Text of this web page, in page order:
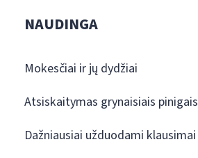
NAUDINGA
Mokesčiai ir jų dydžiai
Atsiskaitymas grynaisiais pinigais
Dažniausiai užduodami klausimai